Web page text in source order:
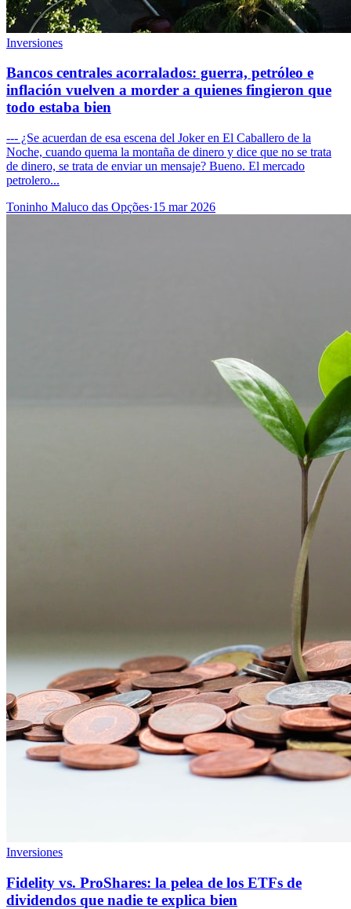
Inversiones
Bancos centrales acorralados: guerra, petróleo e
inflación vuelven a morder a quienes fingieron que
todo estaba bien
--- ¿Se acuerdan de esa escena del Joker en El Caballero de la
Noche, cuando quema la montaña de dinero y dice que no se trata
de dinero, se trata de enviar un mensaje? Bueno. El mercado
petrolero...
Toninho Maluco das Opções·15 mar 2026
Inversiones
Fidelity vs. ProShares: la pelea de los ETFs de
dividendos que nadie te explica bien